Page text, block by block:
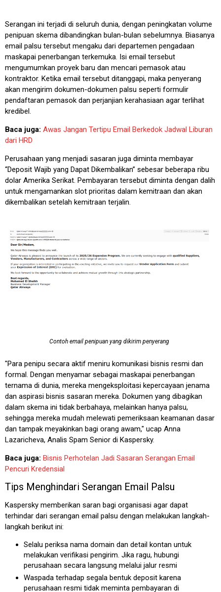
Serangan ini terjadi di seluruh dunia, dengan peningkatan volume
penipuan skema dibandingkan bulan-bulan sebelumnya. Biasanya
email palsu tersebut mengaku dari departemen pengadaan
maskapai penerbangan terkemuka. Isi email tersebut
mengumumkan proyek baru dan mencari pemasok atau
kontraktor. Ketika email tersebut ditanggapi, maka penyerang
akan mengirim dokumen-dokumen palsu seperti formulir
pendaftaran pemasok dan perjanjian kerahasiaan agar terlihat
kredibel.
Baca juga: Awas Jangan Tertipu Email Berkedok Jadwal Liburan
dari HRD
Perusahaan yang menjadi sasaran juga diminta membayar
“Deposit Wajib yang Dapat Dikembalikan” sebesar beberapa ribu
dolar Amerika Serikat. Pembayaran tersebut diminta dengan dalih
untuk mengamankan slot prioritas dalam kemitraan dan akan
dikembalikan setelah kemitraan terjalin.
Contoh email penipuan yang dikirim penyerang
"Para penipu secara aktif meniru komunikasi bisnis resmi dan
formal. Dengan menyamar sebagai maskapai penerbangan
ternama di dunia, mereka mengeksploitasi kepercayaan jenama
dan aspirasi bisnis sasaran mereka. Dokumen yang dibagikan
dalam skema ini tidak berbahaya, melainkan hanya palsu,
sehingga mereka mudah melewati pemeriksaan keamanan dasar
dan tampak meyakinkan bagi orang awam," ucap Anna
Lazaricheva, Analis Spam Senior di Kaspersky.
Baca juga: Bisnis Perhotelan Jadi Sasaran Serangan Email
Pencuri Kredensial
Tips Menghindari Serangan Email Palsu
Kaspersky memberikan saran bagi organisasi agar dapat
terhindar dari serangan email palsu dengan melakukan langkah-
langkah berikut ini:
Selalu periksa nama domain dan detail kontan untuk
melakukan verifikasi pengirim. Jika ragu, hubungi
perusahaan secara langsung melalui jalur resmi
Waspada terhadap segala bentuk deposit karena
perusahaan resmi tidak meminta pembayaran di